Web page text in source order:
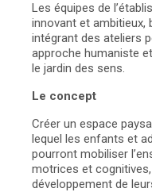
Les équipes de
innovant et ambitieux,
intégrant des ateliers
approche humaniste
le jardin des sens.
Le concept
Créer un espace
lequel les enfants et
pourront mobiliser
motrices et
développement de